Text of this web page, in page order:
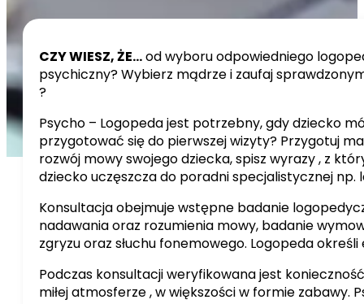
CZY WIESZ, ŻE…od wyboru odpowiedniego
psychiczny? Wybierz mądrze i zaufaj
?
Psycho – Logopeda jest potrzebny, gdy dziecko
przygotować się do pierwszej wizyty? Przygotuj
rozwój mowy swojego dziecka, spisz wyrazy , z
dziecko uczęszcza do poradni specjalistycznej
Konsultacja obejmuje wstępne badanie
nadawania oraz rozumienia mowy, badanie
zgryzu oraz słuchu fonemowego. Logopeda
Podczas konsultacji weryfikowana jest
miłej atmosferze , w większości w formie